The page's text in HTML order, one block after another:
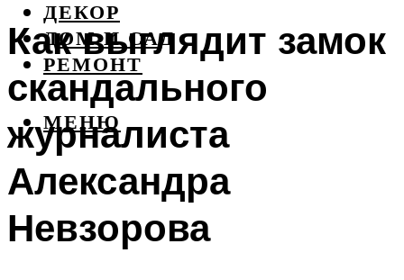
ДЕКОР
ДОМ И САД
РЕМОНТ
МЕНЮ
Как выглядит замок
скандального
журналиста
Александра
Невзорова